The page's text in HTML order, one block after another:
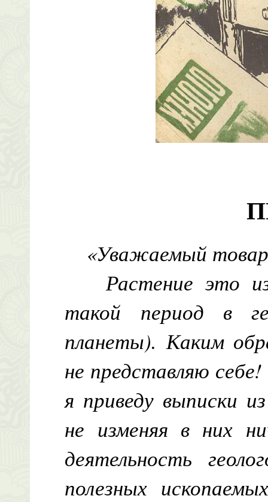
«Уважаемый
Растение это
такой период в
планеты). Каким
не представляю
я приведу выписки
не изменяя в них
деятельность
полезных